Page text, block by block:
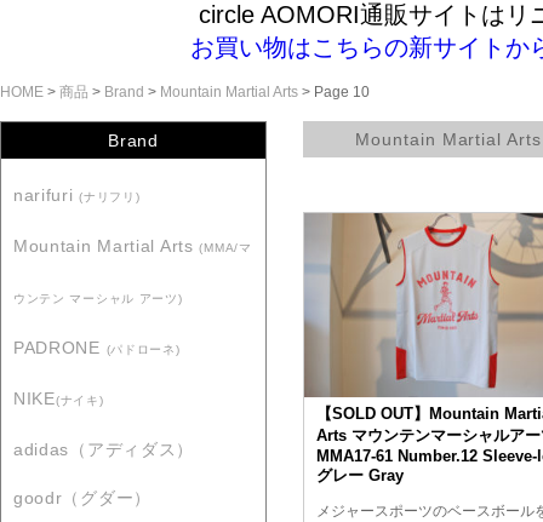
circle AOMORI通販サイトはリ
お買い物はこちらの新サイト
HOME > 商品 > Brand > Mountain Martial Arts > Page 10
Brand
narifuri(ナリフリ)
Mountain Martial Arts(MMA/マ
ウンテン マーシャル アーツ)
PADRONE (パドローネ)
NIKE(ナイキ)
adidas（アディダス）
goodr（グダー）
Mountain Martial Arts
【SOLD OUT】Mountain
Arts マウンテンマーシャルア
MMA17-61 Number.12 Sleeve-
グレー Gray
メジャースポーツのベースボール